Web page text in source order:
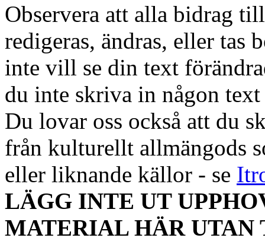
Observera att alla bidrag
redigeras, ändras, eller tas
inte vill se din text
du inte skriva in någon text
Du lovar oss också att du
från kulturellt allmängods
eller liknande källor - se
LÄGG INTE UT
MATERIAL HÄR